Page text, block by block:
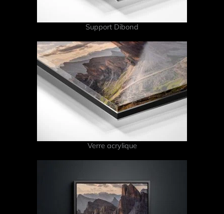
Support Dibond
Verre acrylique